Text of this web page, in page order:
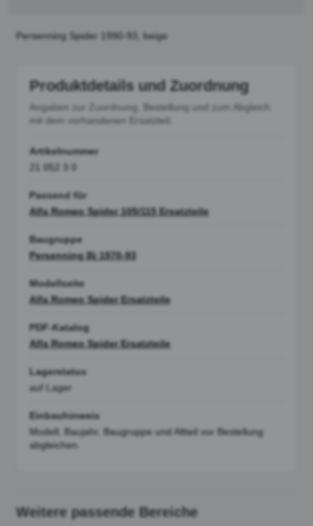
Persenning Spider 1990-93, beige
Produktdetails und Zuordnung
Angaben zur Zuordnung, Bestellung und zum Abgleich
mit dem vorhandenen Ersatzteil.
Artikelnummer
21 052 3 0
Passend für
Alfa Romeo Spider 105/115 Ersatzteile
Baugruppe
Persenning Bj 1970-93
Modellseite
Alfa Romeo Spider Ersatzteile
PDF-Katalog
Alfa Romeo Spider Ersatzteile
Lagerstatus
auf Lager
Einbauhinweis
Modell, Baujahr, Baugruppe und Altteil vor Bestellung
abgleichen.
Weitere passende Bereiche